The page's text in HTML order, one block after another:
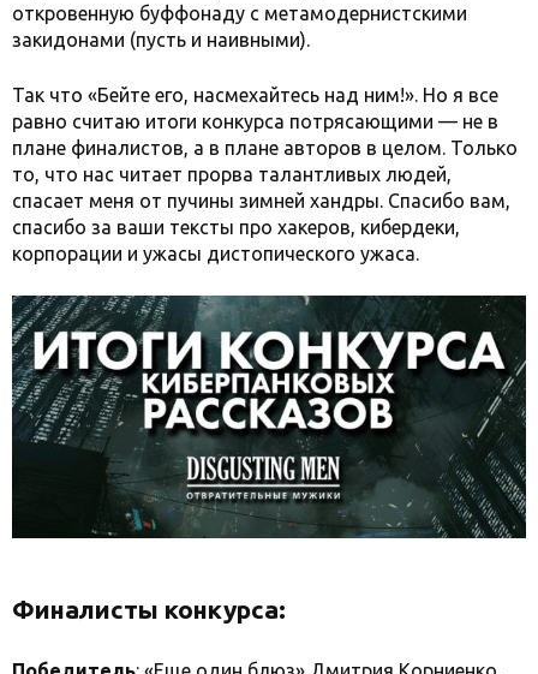
откровенную буффонаду с метамодернистскими
закидонами (пусть и наивными).
Так что «Бейте его, насмехайтесь над ним!». Но я все
равно считаю итоги конкурса потрясающими — не в
плане финалистов, а в плане авторов в целом. Только
то, что нас читает прорва талантливых людей,
спасает меня от пучины зимней хандры. Спасибо вам,
спасибо за ваши тексты про хакеров, кибердеки,
корпорации и ужасы дистопического ужаса.
Финалисты конкурса: